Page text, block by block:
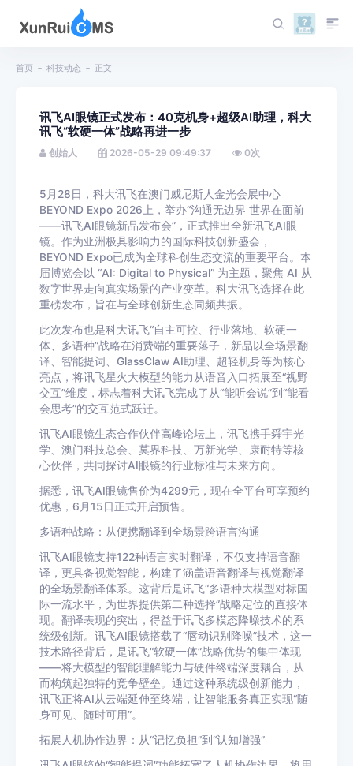
首页 科技动态 正文
讯飞AI眼镜正式发布：40克机身+超级AI助理，科大
讯飞“软硬一体”战略再进一步
创始人 2026-05-29 09:49:37 0次
5月28日，科大讯飞在澳门威尼斯人金光会展中心
BEYOND Expo 2026上，举办“沟通无边界 世界在面前
——讯飞AI眼镜新品发布会”，正式推出全新讯飞AI眼
镜。作为亚洲极具影响力的国际科技创新盛会，
BEYOND Expo已成为全球科创生态交流的重要平台。本
届博览会以 “AI: Digital to Physical” 为主题，聚焦 AI 从
数字世界走向真实场景的产业变革。科大讯飞选择在此
重磅发布，旨在与全球创新生态同频共振。
此次发布也是科大讯飞“自主可控、行业落地、软硬一
体、多语种”战略在消费端的重要落子，新品以全场景翻
译、智能提词、GlassClaw AI助理、超轻机身等为核心
亮点，将讯飞星火大模型的能力从语音入口拓展至“视野
交互”维度，标志着科大讯飞完成了从“能听会说”到“能看
会思考”的交互范式跃迁。
讯飞AI眼镜生态合作伙伴高峰论坛上，讯飞携手舜宇光
学、澳门科技总会、莫界科技、万新光学、康耐特等核
心伙伴，共同探讨AI眼镜的行业标准与未来方向。
据悉，讯飞AI眼镜售价为4299元，现在全平台可享预约
优惠，6月15日正式开启预售。
多语种战略：从便携翻译到全场景跨语言沟通
讯飞AI眼镜支持122种语言实时翻译，不仅支持语音翻
译，更具备视觉智能，构建了涵盖语音翻译与视觉翻译
的全场景翻译体系。这背后是讯飞“多语种大模型对标国
际一流水平，为世界提供第二种选择”战略定位的直接体
现。翻译表现的突出，得益于讯飞多模态降噪技术的系
统级创新。讯飞AI眼镜搭载了“唇动识别降噪”技术，这一
技术路径背后，是讯飞“软硬一体”战略优势的集中体现
——将大模型的智能理解能力与硬件终端深度耦合，从
而构筑起独特的竞争壁垒。通过这种系统级创新能力，
讯飞正将AI从云端延伸至终端，让智能服务真正实现“随
身可见、随时可用”。
拓展人机协作边界：从“记忆负担”到“认知增强”